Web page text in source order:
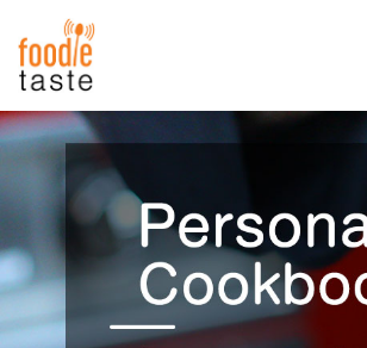
สูตรอาหาร
สูตรอาหารล่าสุด
Top Foodie
พาไปชิม
สารพันก้นครัว